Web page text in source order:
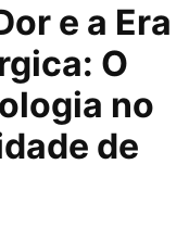
e a Era
O
no
de